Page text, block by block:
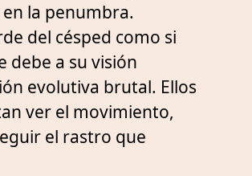
la penumbra.
del césped como si
debe a su visión
evolutiva brutal. Ellos
ver el movimiento,
el rastro que